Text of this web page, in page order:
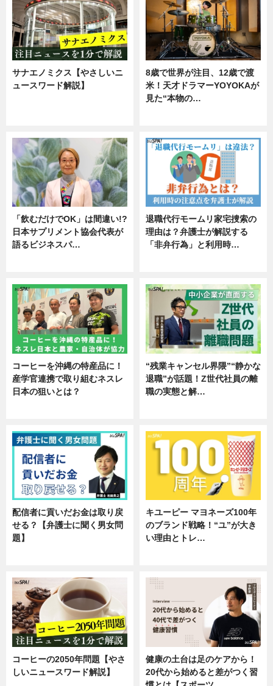
サナエノミクス【やさしいニ
ュースワード解説】
8歳で世界が注目、12歳で渡
米！天才ドラマーYOYOKAが
見た“本物の…
「飲むだけでOK」は間違い!?
日本サプリメント協会代表が
語るビジネスパ…
退職代行モームリ家宅捜索の
理由は？弁護士が解説する
「非弁行為」と利用時…
コーヒーを沖縄の特産品に！
産学官連携で取り組むネスレ
日本の狙いとは？
“残業キャンセル界隈”“静かな
退職”が話題！Z世代社員の離
職の実態と解…
配信者に貢いだお金は取り戻
せる？【弁護士に聞く男女問
題】
キユーピー マヨネーズ100年
のブランド戦略！“ユ”が大き
い理由とトレ…
コーヒーの2050年問題【やさ
しいニュースワード解説】
健康の土台は足のケアから！
20代から始めると差がつく習